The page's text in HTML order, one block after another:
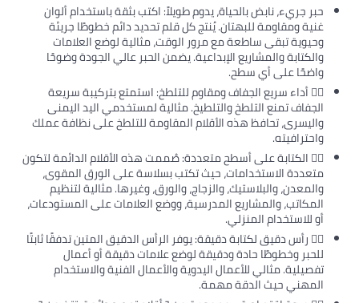
حبر جريء، نابض بالحياة، يدوم طويلاً: اكتب بثقة باستخدام ألوان
غنية ومقاومة للبهتان. يُنتج كل قلم تحديد دائم خطوطًا جريئة
وحيوية تبقى ساطعة مع مرور الوقت، مثالية لوضع العلامات
والكتابة والمشاريع الإبداعية. يضمن الحبر عالي الجودة وضوحًا
واضحًا على أي سطح.
٢️⃣ أداء سريع الجفاف ومقاوم للتلطخ: استمتع بتركيبة سريعة
الجفاف تمنع التلطخ والتلطيخ. مثالية لمستخدمي اليد اليمنى
واليسرى، تحافظ هذه الأقلام المقاومة للتلطخ على نظافة عملك
واحترافيته.
٣️⃣ الكتابة على أسطح متعددة: صُممت هذه الأقلام الدائمة لتكون
متعددة الاستخدامات، حيث تكتب بسلاسة على الورق المقوى،
والمعدن، والبلاستيك، والزجاج، والورق، وغيرها. مثالية لتنظيم
المكاتب، والمشاريع المدرسية، ووضع العلامات على المستودعات،
أو للاستخدام المنزلي.
٤️⃣ رأس دقيق لكتابة دقيقة: يوفر الرأس الدقيق المتين تدفقًا ثابتًا
للحبر وخطوطًا حادة ودقيقة لوضع علامات دقيقة أو أعمال
تفصيلية. مثالي للأعمال اليدوية والأعمال الفنية والاستخدام
المهني حيث الدقة مهمة.